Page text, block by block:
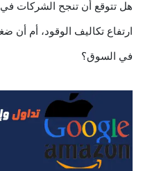
ارتفاع تكاليف الوقود، أم أن
في السوق؟